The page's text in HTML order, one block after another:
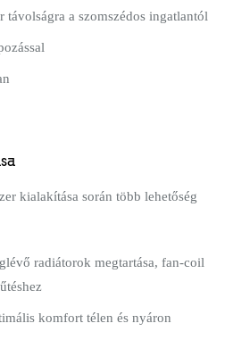
a szomszédos ingatlantól
kialakítása során több lehetőség
radiátorok megtartása, fan-coil
komfort télen és nyáron